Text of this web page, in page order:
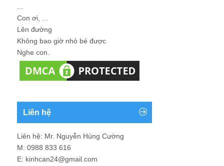
Con ơi, ...
Lên đường
Không bao giờ nhỏ bé được
Nghe con.
Liên hệ
Liên hệ: Mr. Nguyễn Hùng Cường
M: 0988 833 616
E: kinhcan24@gmail.com